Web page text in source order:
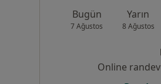
Bugün
7 Ağustos
Yarın
8 Ağustos
Online